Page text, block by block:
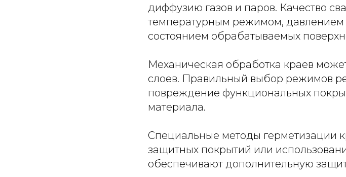
диффузию газов и паров. Качество
температурным режимом, давлением
состоянием обрабатываемых
Механическая обработка краев
слоев. Правильный выбор режимов
повреждение функциональных
материала.
Специальные методы герметизации
защитных покрытий или
обеспечивают дополнительную